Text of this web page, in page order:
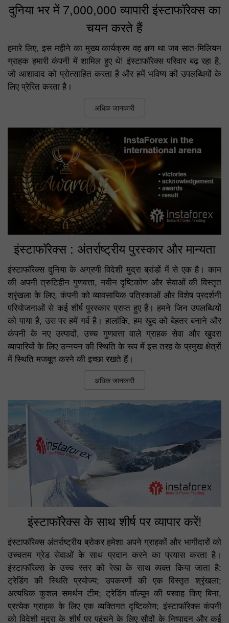
दुनिया भर में 7,000,000 व्यापारी इंस्टाफॉरेक्स का
चयन करते हैं
हमारे लिए, इस महीने का मुख्य कार्यक्रम वह क्षण था जब सात-मिलियन
ग्राहक हमारी कंपनी में शामिल हुए थे! इंस्टाफॉरेक्स परिवार बढ़ रहा है,
जो आशावाद को प्रोत्साहित करता है और हमें भविष्य की उपलब्धियों के
लिए प्रेरित करता है।
अधिक जानकारी
इंस्टाफॉरेक्स : अंतर्राष्ट्रीय पुरस्कार और मान्यता
इंस्टाफॉरेक्स दुनिया के अग्रणी विदेशी मुद्रा ब्रांडों में से एक है। काम
की अपनी त्रुटिहीन गुणवत्ता, नवीन दृष्टिकोण और सेवाओं की विस्तृत
श्रृंखला के लिए, कंपनी को व्यावसायिक पत्रिकाओं और विशेष प्रदर्शनी
परियोजनाओं से कई शीर्ष पुरस्कार प्राप्त हुए हैं। हमने जिन उपलब्धियों
को पाया है, उस पर हमें गर्व है। हालांकि, हम खुद को बेहतर बनाने और
कंपनी के नए उत्पादों, उच्च गुणवत्ता वाले ग्राहक सेवा और खुदरा
व्यापारियों के लिए उन्नयन की स्थिति के रूप में इस तरह के प्रमुख क्षेत्रों
में स्थिति मजबूत करने की इच्छा रखते हैं।
अधिक जानकारी
इंस्टाफॉरेक्स के साथ शीर्ष पर व्यापार करें!
इंस्टाफॉरेक्स अंतर्राष्ट्रीय ब्रोकर हमेशा अपने ग्राहकों और भागीदारों को
उच्चतम ग्रेड सेवाओं के साथ प्रदान करने का प्रयास करता है।
इंस्टाफॉरेक्स के उच्च स्तर को रेखा के साथ व्यक्त किया जाता है:
ट्रेडिंग की स्थिति प्रयोज्य; उपकरणों की एक विस्तृत श्रृंखला;
अत्यधिक कुशल समर्थन टीम; ट्रेडिंग वॉल्यूम की परवाह किए बिना,
प्रत्येक ग्राहक के लिए एक व्यक्तिगत दृष्टिकोण; इंस्टाफॉरेक्स कंपनी
को विदेशी मुद्रा के शीर्ष पर पहुंचने के लिए सौदों के निष्पादन और कई